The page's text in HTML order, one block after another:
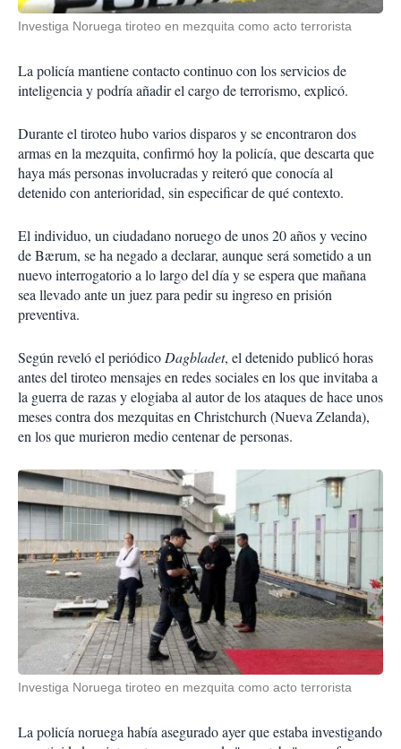
Investiga Noruega tiroteo en mezquita como acto terrorista
La policía mantiene contacto continuo con los servicios de
inteligencia y podría añadir el cargo de terrorismo, explicó.
Durante el tiroteo hubo varios disparos y se encontraron dos
armas en la mezquita, confirmó hoy la policía, que descarta que
haya más personas involucradas y reiteró que conocía al
detenido con anterioridad, sin especificar de qué contexto.
El individuo, un ciudadano noruego de unos 20 años y vecino
de Bærum, se ha negado a declarar, aunque será sometido a un
nuevo interrogatorio a lo largo del día y se espera que mañana
sea llevado ante un juez para pedir su ingreso en prisión
preventiva.
Según reveló el periódico Dagbladet, el detenido publicó horas
antes del tiroteo mensajes en redes sociales en los que invitaba a
la guerra de razas y elogiaba al autor de los ataques de hace unos
meses contra dos mezquitas en Christchurch (Nueva Zelanda),
en los que murieron medio centenar de personas.
Investiga Noruega tiroteo en mezquita como acto terrorista
La policía noruega había asegurado ayer que estaba investigando